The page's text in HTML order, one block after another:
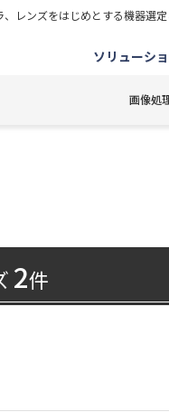
レンズをはじめとする機器選
ソリューシ
画像処
2件